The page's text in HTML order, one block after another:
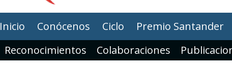
Inicio Conócenos Ciclo Premio Santander
Reconocimientos
Colaboraciones